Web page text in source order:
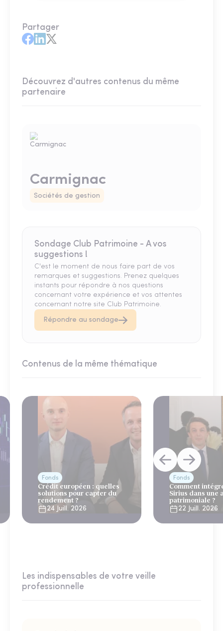
Partager
Découvrez d'autres contenus du même
partenaire
Carmignac
Sociétés de gestion
Sondage Club Patrimoine - A vos
suggestions !
C'est le moment de nous faire part de vos
remarques et suggestions. Prenez quelques
instants pour répondre à nos questions
concernant votre expérience et vos attentes
concernant notre site Club Patrimoine.
Répondre au sondage
Contenus de la même thématique
Fonds
Crédit européen : quelles
solutions pour capter du
rendement ?
24 Juill. 2026
Fonds
Comment
Sirius dans une
patrimoniale ?
22 Juill. 2026
Les indispensables de votre veille
professionnelle